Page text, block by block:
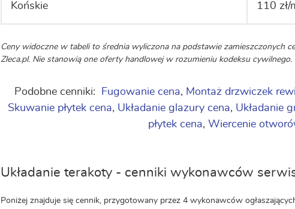
Końskie 110 zł/
Ceny widoczne w tabeli to średnia wyliczona na podstawie zamieszczonych
Zleca.pl. Nie stanowią one oferty handlowej w rozumieniu kodeksu cywilnego.
Podobne cenniki: Fugowanie cena, Montaż drzwiczek
Skuwanie płytek cena, Układanie glazury cena, Układanie
płytek cena, Wiercenie
Układanie terakoty - cenniki wykonawców
Poniżej znajduje się cennik, przygotowany przez 4 wykonawców